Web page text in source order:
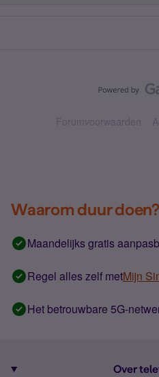
Forumvoorwaarden
Waarom duur doen?
Maandelijks gratis
Regel alles zelf metMijn
Het betrouwbare 5G-
Over